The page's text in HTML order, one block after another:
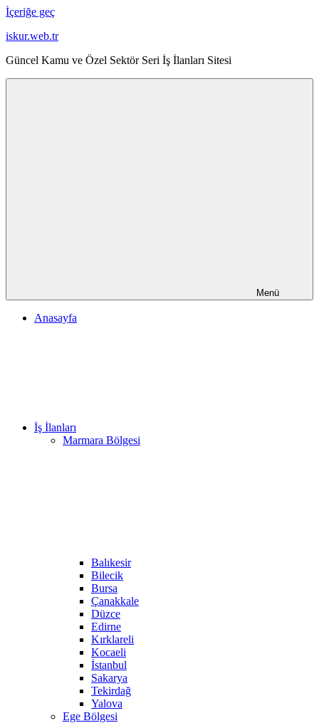
İçeriğe geç
iskur.web.tr
Güncel Kamu ve Özel Sektör Seri İş İlanları Sitesi
Menü
Anasayfa
İş İlanları
Marmara Bölgesi
Balıkesir
Bilecik
Bursa
Çanakkale
Düzce
Edirne
Kırklareli
Kocaeli
İstanbul
Sakarya
Tekirdağ
Yalova
Ege Bölgesi